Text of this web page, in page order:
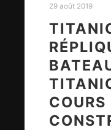
29 août 2019
COURS